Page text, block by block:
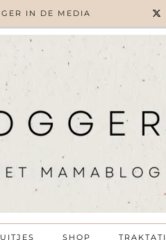
IN DE MEDIA
UITJES SHOP